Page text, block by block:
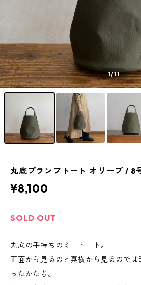
1/11
丸底プランプトート オリーブ / 8
¥8,100
SOLD OUT
丸底の手持ちのミニトート。
正面から見るのと真横から見るのでは
ったかたち。